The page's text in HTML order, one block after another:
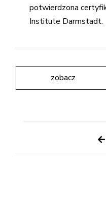
potwierdzona
Institute Darmstadt.
zobacz